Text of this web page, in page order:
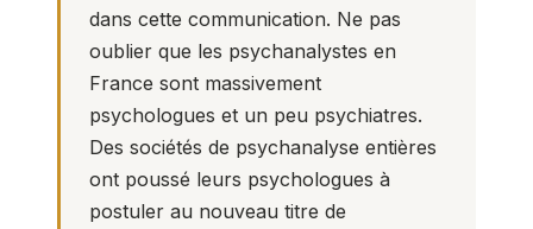
dans cette communication. Ne pas
oublier que les psychanalystes en
France sont massivement
psychologues et un peu psychiatres.
Des sociétés de psychanalyse entières
ont poussé leurs psychologues à
postuler au nouveau titre de